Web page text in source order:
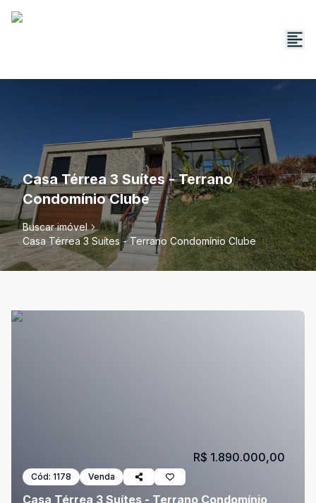
Casa Térrea 3 Suítes - Terrano
Condomínio Clube
Buscar imóvel
Casa Térrea 3 Suítes - Terrano Condomínio Clube
Cód: 1178 Venda
Casa Térrea 3 Suítes - Terrano Condomínio
R$ 1.890.000,00